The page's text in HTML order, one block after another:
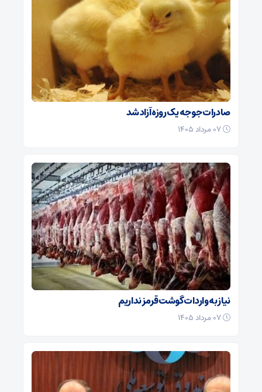
صادرات جوجه یک روزه آزاد شد
نیاز به واردات گوشت قرمز نداریم